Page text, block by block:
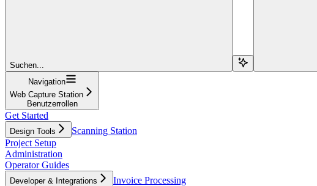
Suchen...
Navigation
Web Capture Station
Benutzerrollen
Get Started
Design Tools
Scanning Station
Project Setup
Administration
Operator Guides
Developer & Integrations
Invoice Processing